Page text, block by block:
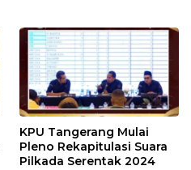
KPU Tangerang Mulai
Pleno Rekapitulasi Suara
Pilkada Serentak 2024